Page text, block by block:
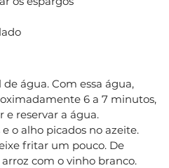
água. Com essa água,
6 a 7 minutos,
e reservar a água.
o alho picados no azeite.
fritar um pouco. De
com o vinho branco.